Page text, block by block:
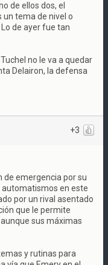
de ellos dos, el
tema de nivel o
de ayer fue tan
no le va a quedar
Delairon, la defensa
+3
de emergencia por su
en este
por un rival asentado
que le permite
sus máximas
y rutinas para